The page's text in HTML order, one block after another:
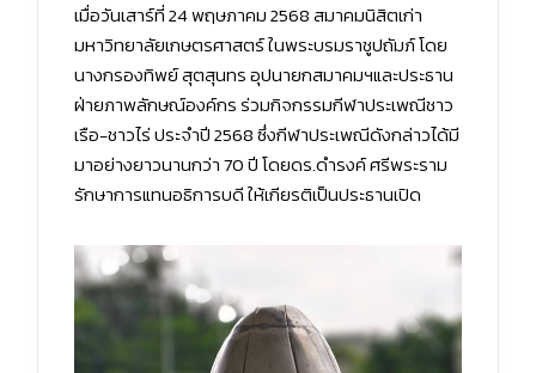
เมื่อวันเสาร์ที่ 24 พฤษภาคม 2568 สมาคมนิสิตเก่า
มหาวิทยาลัยเกษตรศาสตร์ ในพระบรมราชูปถัมภ์ โดย
นางกรองทิพย์ สุตสุนทร อุปนายกสมาคมฯและประธาน
ฝ่ายภาพลักษณ์องค์กร ร่วมกิจกรรมกีฬาประเพณีชาว
เรือ-ชาวไร่ ประจำปี 2568 ซึ่งกีฬาประเพณีดังกล่าวได้มี
มาอย่างยาวนานกว่า 70 ปี โดยดร.ดำรงค์ ศรีพระราม
รักษาการแทนอธิการบดี ให้เกียรติเป็นประธานเปิด